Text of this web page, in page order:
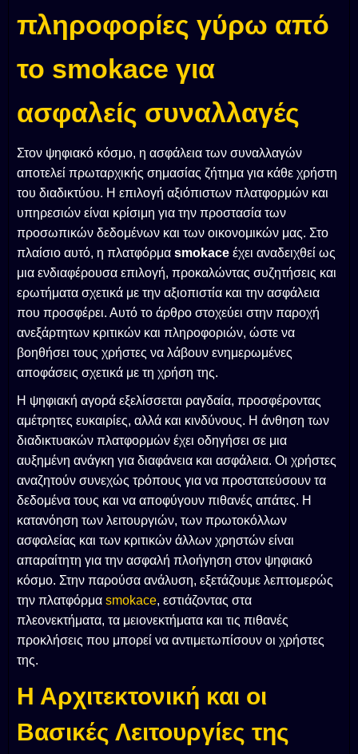
πληροφορίες γύρω από
το smokace για
ασφαλείς συναλλαγές
Στον ψηφιακό κόσμο, η ασφάλεια των συναλλαγών
αποτελεί πρωταρχικής σημασίας ζήτημα για κάθε χρήστη
του διαδικτύου. Η επιλογή αξιόπιστων πλατφορμών και
υπηρεσιών είναι κρίσιμη για την προστασία των
προσωπικών δεδομένων και των οικονομικών μας. Στο
πλαίσιο αυτό, η πλατφόρμα smokace έχει αναδειχθεί ως
μια ενδιαφέρουσα επιλογή, προκαλώντας συζητήσεις και
ερωτήματα σχετικά με την αξιοπιστία και την ασφάλεια
που προσφέρει. Αυτό το άρθρο στοχεύει στην παροχή
ανεξάρτητων κριτικών και πληροφοριών, ώστε να
βοηθήσει τους χρήστες να λάβουν ενημερωμένες
αποφάσεις σχετικά με τη χρήση της.
Η ψηφιακή αγορά εξελίσσεται ραγδαία, προσφέροντας
αμέτρητες ευκαιρίες, αλλά και κινδύνους. Η άνθηση των
διαδικτυακών πλατφορμών έχει οδηγήσει σε μια
αυξημένη ανάγκη για διαφάνεια και ασφάλεια. Οι χρήστες
αναζητούν συνεχώς τρόπους για να προστατεύσουν τα
δεδομένα τους και να αποφύγουν πιθανές απάτες. Η
κατανόηση των λειτουργιών, των πρωτοκόλλων
ασφαλείας και των κριτικών άλλων χρηστών είναι
απαραίτητη για την ασφαλή πλοήγηση στον ψηφιακό
κόσμο. Στην παρούσα ανάλυση, εξετάζουμε λεπτομερώς
την πλατφόρμα smokace, εστιάζοντας στα
πλεονεκτήματα, τα μειονεκτήματα και τις πιθανές
προκλήσεις που μπορεί να αντιμετωπίσουν οι χρήστες
της.
Η Αρχιτεκτονική και οι
Βασικές Λειτουργίες της